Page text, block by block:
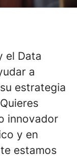
el Data
a
estrategia
innovador
y en
estamos